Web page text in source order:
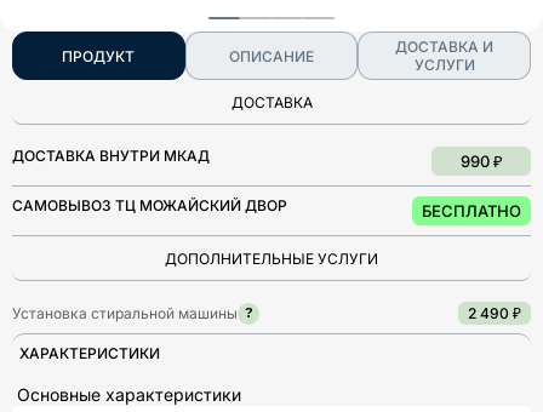
ПРОДУКТ ОПИСАНИЕ
ДОСТАВКА И
УСЛУГИ
ДОСТАВКА
ДОСТАВКА ВНУТРИ МКАД 990 ₽
САМОВЫВОЗ ТЦ МОЖАЙСКИЙ ДВОР БЕСПЛАТНО
ДОПОЛНИТЕЛЬНЫЕ УСЛУГИ
Установка стиральной машины ? 2 490 ₽
ХАРАКТЕРИСТИКИ
Основные характеристики